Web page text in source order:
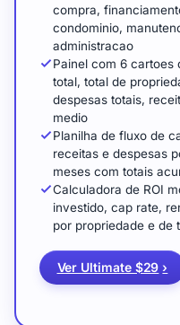
compra,
condominio,
administracao
Painel com 6 cartoes
total, total de
despesas totais,
medio
Planilha de fluxo de
receitas e despesas
meses com totais
Calculadora de ROI
investido, cap rate,
por propriedade e de
Ver Ultimate $29 ›